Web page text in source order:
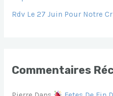
Rdv Le 27 Juin Pour Notre
Commentaires